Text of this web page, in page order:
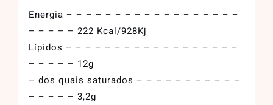
Energia – – – – – – – – – – – – – – – – – –
– – – – – 222 Kcal/928Kj
Lípidos – – – – – – – – – – – – – – – – – –
– – – – – 12g
– dos quais saturados – – – – – – – – – – –
– – – – – 3,2g